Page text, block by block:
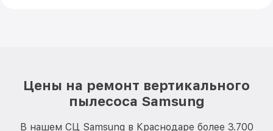
Цены на ремонт вертикального
пылесоса Samsung
В нашем СЦ Samsung в Краснодаре более 3.700